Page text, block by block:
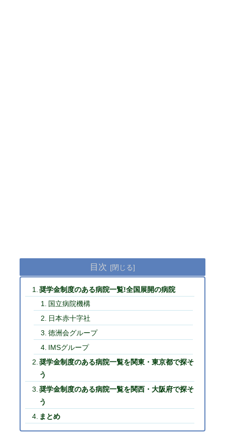
目次
奨学金制度のある病院一覧!全国展開の病院
国立病院機構
日本赤十字社
徳洲会グループ
IMSグループ
奨学金制度のある病院一覧を関東・東京都で探そ
う
奨学金制度のある病院一覧を関西・大阪府で探そ
う
まとめ